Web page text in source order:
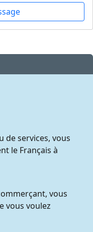
de services, vous
le Français à
vous
vous voulez